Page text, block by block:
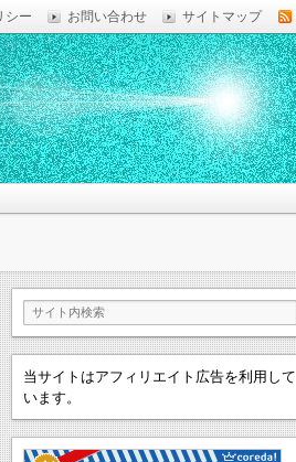
シー お問い合わせ サイトマップ
当サイトはアフィリエイト広告を利用して
います。